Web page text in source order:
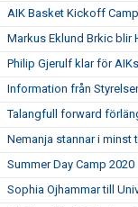
AIK Basket Kickoff
Markus Eklund Brkic blir
Philip Gjerulf klar för
Information från
Talangfull forward
Nemanja stannar i minst
Summer Day Camp 2020
Sophia Ojhammar till